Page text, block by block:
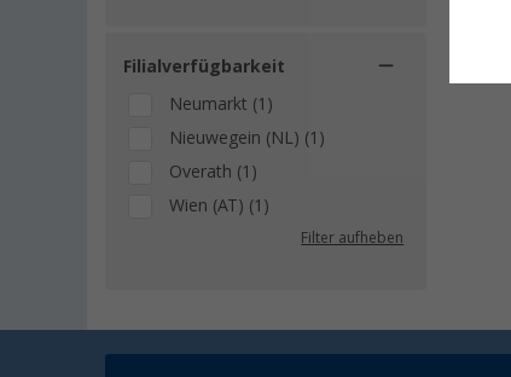
Filialverfügbarkeit
Neumarkt (1)
Nieuwegein (NL) (1)
Overath (1)
Wien (AT) (1)
Filter aufheben